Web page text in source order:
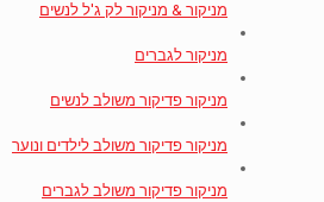
מניקור & מניקור לק ג'ל לנשים
מניקור לגברים
מניקור פדיקור משולב לנשים
מניקור פדיקור משולב לילדים ונוער
מניקור פדיקור משולב לגברים